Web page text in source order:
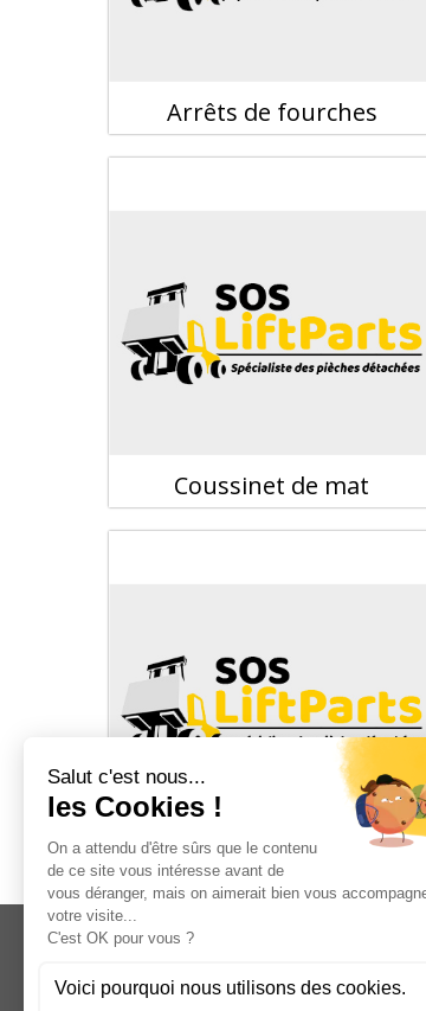
Arrêts de fourches
Coussinet de mat
Pastille de mat
13, ROUTE DE CORBEIL - BP 23